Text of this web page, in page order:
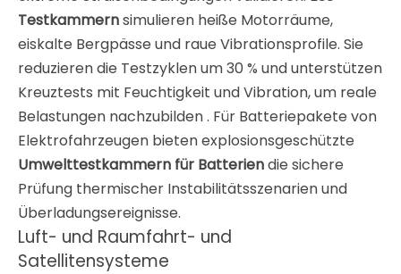
Testkammernsimulieren heiße Motorräume,
eiskalte Bergpässe und raue Vibrationsprofile. Sie
reduzieren die Testzyklen um 30 % und unterstützen
Kreuztests mit Feuchtigkeit und Vibration, um reale
Belastungen nachzubilden. Für Batteriepakete von
Elektrofahrzeugen bieten explosionsgeschützte
Umwelttestkammern für Batteriendie sichere
Prüfung thermischer Instabilitätsszenarien und
Überladungsereignisse.
Luft- und Raumfahrt- und
Satellitensysteme